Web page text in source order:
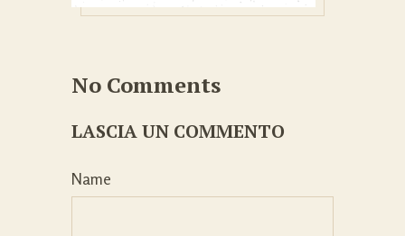
No Comments
LASCIA UN COMMENTO
Name